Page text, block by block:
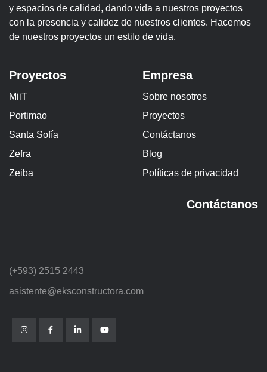
y espacios de calidad, dando vida a nuestros proyectos
con la presencia y calidez de nuestros clientes. Hacemos
de nuestros proyectos un estilo de vida.
Proyectos
MiiT
Portimao
Santa Sofía
Zefra
Zeiba
Empresa
Sobre nosotros
Proyectos
Contáctanos
Blog
Políticas de privacidad
Contáctanos
(+593) 2515 2443
asistente@eksconstructora.com